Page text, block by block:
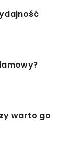
warto go